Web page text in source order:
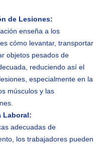
de Lesiones:
enseña a los
cómo levantar, transportar
objetos pesados de
reduciendo así el
especialmente en la
músculos y las
Laboral:
adecuadas de
los trabajadores pueden